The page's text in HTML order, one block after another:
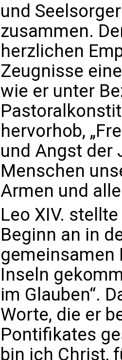
und
zusammen.
herzlichen
Zeugnisse
wie er unter
hervorhob,
und Angst der
Menschen
Armen und
Leo XIV.
Beginn an in
gemeinsamen
Inseln
im Glauben“.
Worte, die er
Pontifikates
bin ich Christ,